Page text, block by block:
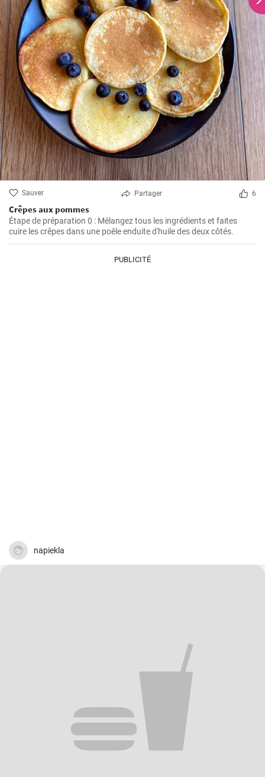
Sauver Partager 6
Crêpes aux pommes
Étape de préparation 0 : Mélangez tous les ingrédients et faites
cuire les crêpes dans une poêle enduite d'huile des deux côtés.
PUBLICITÉ
napiekla